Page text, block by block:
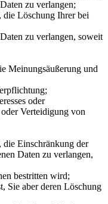
zu verlangen;
Löschung Ihrer bei
zu verlangen, soweit
Meinungsäußerung und
oder
Verteidigung von
Einschränkung der
Daten zu verlangen,
bestritten wird;
Sie aber deren Löschung